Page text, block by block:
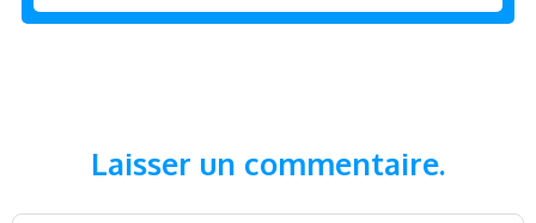
Laisser un commentaire.